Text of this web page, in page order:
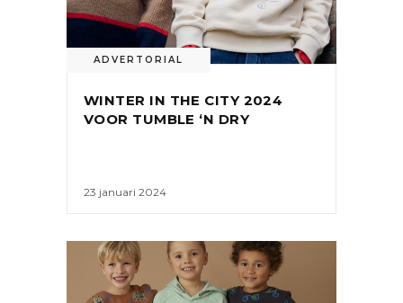
ADVERTORIAL
WINTER IN THE CITY 2024
VOOR TUMBLE ‘N DRY
23 januari 2024